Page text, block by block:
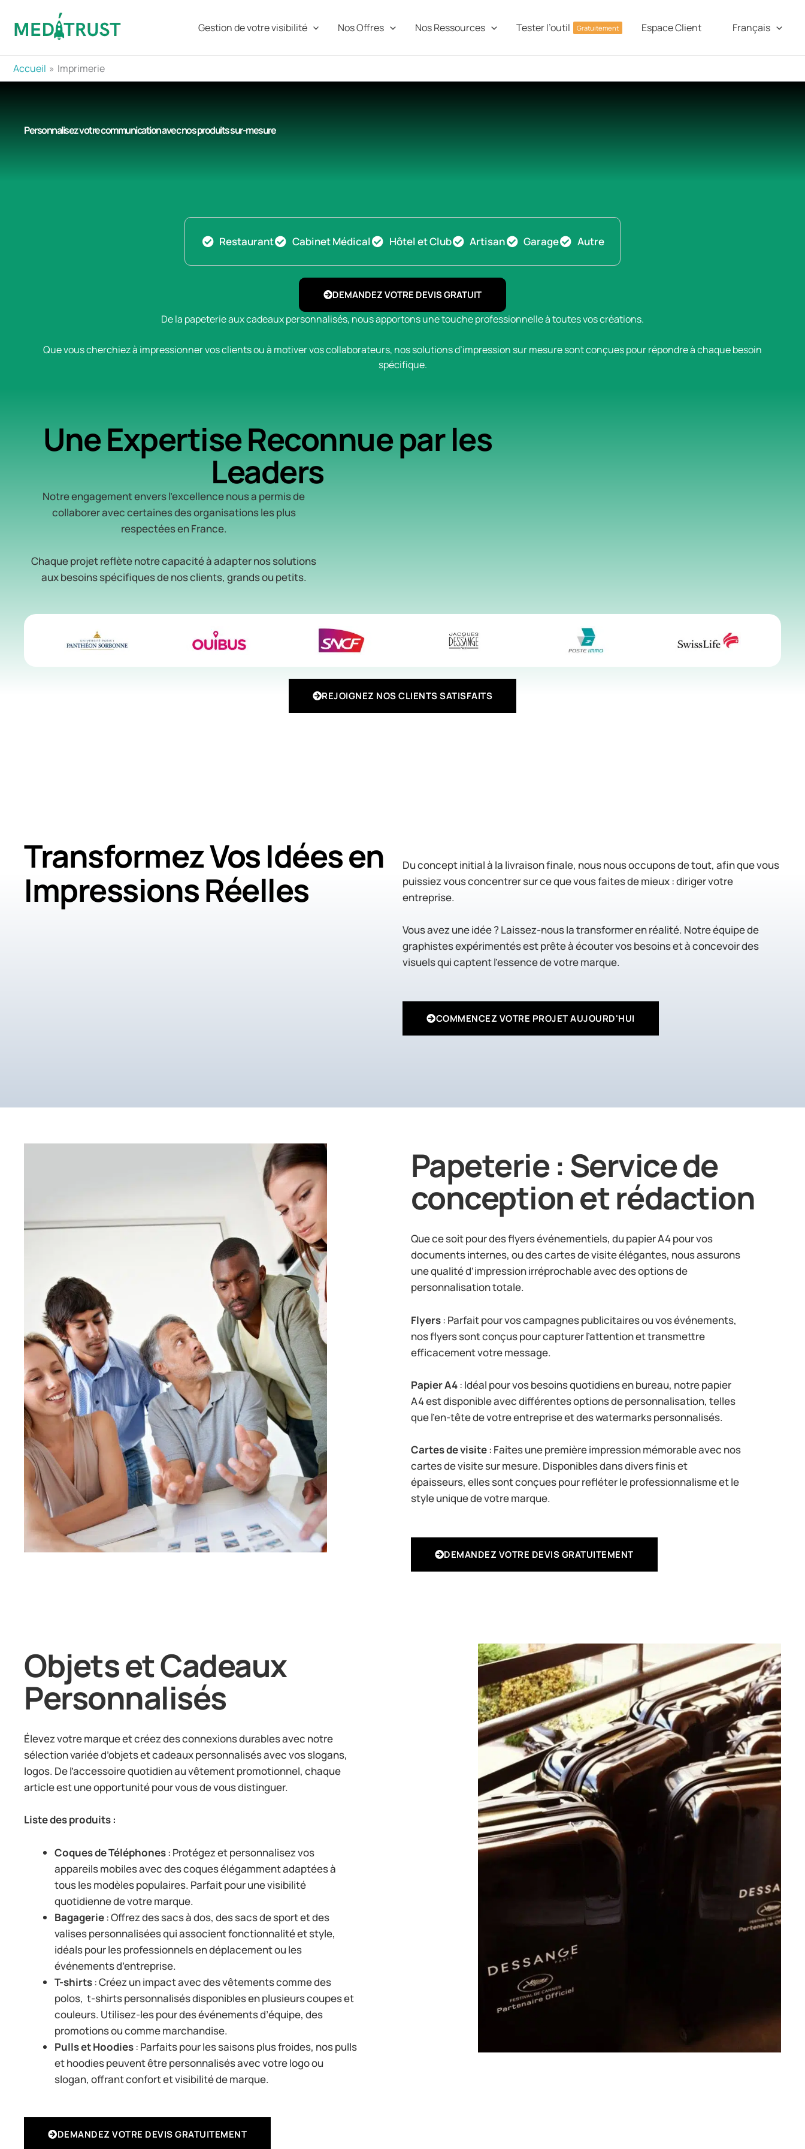
contenu
Gestion de votre visibilité Nos Offres Nos Ressources Tester l’outil Gratuitement Espace Client Français
Accueil Imprimerie
Personnalisez votre communication avec nos produits sur-mesure
Restaurant Cabinet Médical Hôtel et Club Artisan Garage Autre
DEMANDEZ VOTRE DEVIS GRATUIT
De la papeterie aux cadeaux personnalisés, nous apportons une touche professionnelle à toutes vos créations.
Que vous cherchiez à impressionner vos clients ou à motiver vos collaborateurs, nos solutions d’impression sur mesure sont conçues pour répondre à chaque besoin
spécifique.
Une Expertise Reconnue par les
Leaders
Notre engagement envers l’excellence nous a permis de
collaborer avec certaines des organisations les plus
respectées en France.
Chaque projet reflète notre capacité à adapter nos solutions
aux besoins spécifiques de nos clients, grands ou petits.
REJOIGNEZ NOS CLIENTS SATISFAITS
Transformez Vos Idées en
Impressions Réelles
Du concept initial à la livraison finale, nous nous occupons de tout, afin que vous
puissiez vous concentrer sur ce que vous faites de mieux : diriger votre
entreprise.
Vous avez une idée ? Laissez-nous la transformer en réalité. Notre équipe de
graphistes expérimentés est prête à écouter vos besoins et à concevoir des
visuels qui captent l’essence de votre marque.
COMMENCEZ VOTRE PROJET AUJOURD'HUI
Papeterie : Service de
conception et rédaction
Que ce soit pour des flyers événementiels, du papier A4 pour vos
documents internes, ou des cartes de visite élégantes, nous assurons
une qualité d’impression irréprochable avec des options de
personnalisation totale.
Flyers: Parfait pour vos campagnes publicitaires ou vos événements,
nos flyers sont conçus pour capturer l’attention et transmettre
efficacement votre message.
Papier A4: Idéal pour vos besoins quotidiens en bureau, notre papier
A4 est disponible avec différentes options de personnalisation, telles
que l’en-tête de votre entreprise et des watermarks personnalisés.
Cartes de visite: Faites une première impression mémorable avec nos
cartes de visite sur mesure. Disponibles dans divers finis et
épaisseurs, elles sont conçues pour refléter le professionnalisme et le
style unique de votre marque.
DEMANDEZ VOTRE DEVIS GRATUITEMENT
Objets et Cadeaux
Personnalisés
Élevez votre marque et créez des connexions durables avec notre
sélection variée d’objets et cadeaux personnalisés avec vos slogans,
logos. De l’accessoire quotidien au vêtement promotionnel, chaque
article est une opportunité pour vous de vous distinguer.
Liste des produits :
Coques de Téléphones: Protégez et personnalisez vos
appareils mobiles avec des coques élégamment adaptées à
tous les modèles populaires. Parfait pour une visibilité
quotidienne de votre marque.
Bagagerie: Offrez des sacs à dos, des sacs de sport et des
valises personnalisées qui associent fonctionnalité et style,
idéals pour les professionnels en déplacement ou les
événements d’entreprise.
T-shirts: Créez un impact avec des vêtements comme des
polos, t-shirts personnalisés disponibles en plusieurs coupes et
couleurs. Utilisez-les pour des événements d’équipe, des
promotions ou comme marchandise.
Pulls et Hoodies: Parfaits pour les saisons plus froides, nos pulls
et hoodies peuvent être personnalisés avec votre logo ou
slogan, offrant confort et visibilité de marque.
DEMANDEZ VOTRE DEVIS GRATUITEMENT